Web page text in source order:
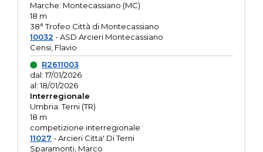
Marche: Montecassiano (MC)
18 m
38° Trofeo Città di Montecassiano
10032 - ASD Arcieri Montecassiano
Censi, Flavio
R2611003
dal: 17/01/2026
al: 18/01/2026
Interregionale
Umbria: Terni (TR)
18 m
competizione interregionale
11027 - Arcieri Citta' Di Terni
Sparamonti, Marco